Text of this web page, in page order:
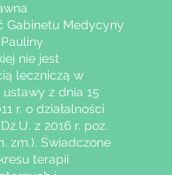
Gabinetu Medycyny
nie jest
leczniczą w
ustawy z dnia 15
r. o działalności
z 2016 r. poz.
zm.). Świadczone
terapii